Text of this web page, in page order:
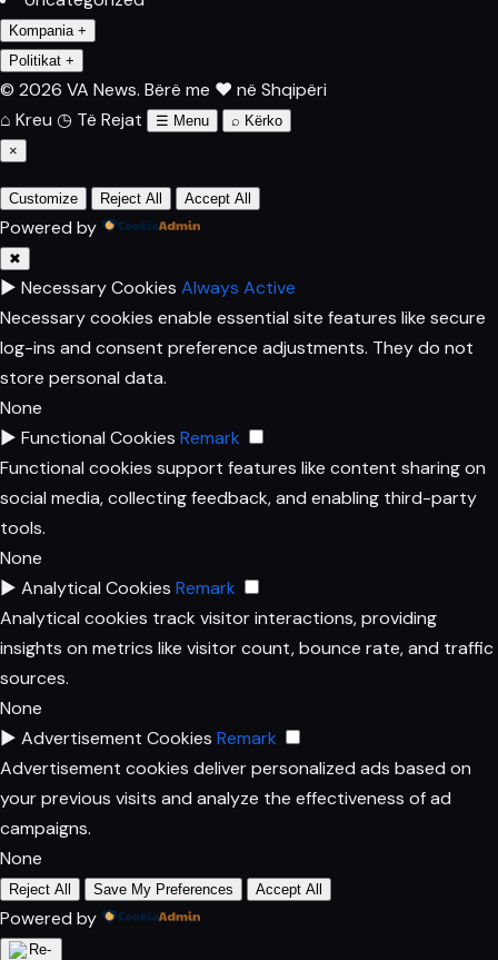
Kompania +
Politikat +
© 2026 VA News. Bërë me ♥ në Shqipëri
⌂ Kreu ◷ Të Rejat ☰ Menu ⌕ Kërko
×
Customize Reject All Accept All
Powered by
✖
► Necessary Cookies Always Active
Necessary cookies enable essential site features like secure
log-ins and consent preference adjustments. They do not
store personal data.
None
► Functional Cookies Remark
Functional cookies support features like content sharing on
social media, collecting feedback, and enabling third-party
tools.
None
► Analytical Cookies Remark
Analytical cookies track visitor interactions, providing
insights on metrics like visitor count, bounce rate, and traffic
sources.
None
► Advertisement Cookies Remark
Advertisement cookies deliver personalized ads based on
your previous visits and analyze the effectiveness of ad
campaigns.
None
Reject All Save My Preferences Accept All
Powered by